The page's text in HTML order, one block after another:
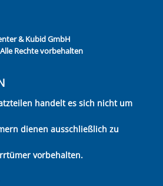
& Kubid GmbH
Rechte vorbehalten
handelt es sich nicht um
dienen ausschließlich zu
vorbehalten.